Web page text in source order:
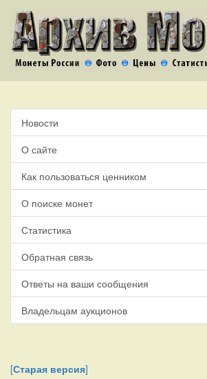
Новости
О сайте
Как пользоваться ценником
О поиске монет
Статистика
Обратная связь
Ответы на ваши сообщения
Владельцам аукционов
[Старая версия]